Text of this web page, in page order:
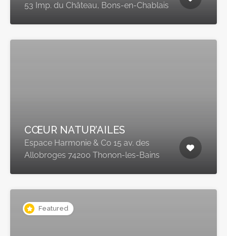
53 Imp. du Château, Bons-en-Chablais
CŒUR NATUR’AILES
Espace Harmonie & Co 15 av. des
Allobroges 74200 Thonon-les-Bains
Featured